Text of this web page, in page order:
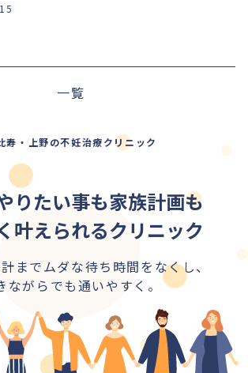
一覧
寿・上野の不妊治療クリニック
りたい事も家族計画も
叶えられるクリニック
までムダな待ち時間をなくし、
ながらでも通いやすく。